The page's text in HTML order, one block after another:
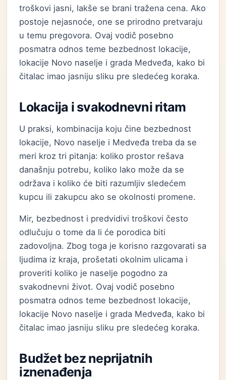
troškovi jasni, lakše se brani tražena cena. Ako
postoje nejasnoće, one se prirodno pretvaraju
u temu pregovora. Ovaj vodič posebno
posmatra odnos teme bezbednost lokacije,
lokacije Novo naselje i grada Medveđa, kako bi
čitalac imao jasniju sliku pre sledećeg koraka.
Lokacija i svakodnevni ritam
U praksi, kombinacija koju čine bezbednost
lokacije, Novo naselje i Medveđa treba da se
meri kroz tri pitanja: koliko prostor rešava
današnju potrebu, koliko lako može da se
održava i koliko će biti razumljiv sledećem
kupcu ili zakupcu ako se okolnosti promene.
Mir, bezbednost i predvidivi troškovi često
odlučuju o tome da li će porodica biti
zadovoljna. Zbog toga je korisno razgovarati sa
ljudima iz kraja, prošetati okolnim ulicama i
proveriti koliko je naselje pogodno za
svakodnevni život. Ovaj vodič posebno
posmatra odnos teme bezbednost lokacije,
lokacije Novo naselje i grada Medveđa, kako bi
čitalac imao jasniju sliku pre sledećeg koraka.
Budžet bez neprijatnih
iznenađenja